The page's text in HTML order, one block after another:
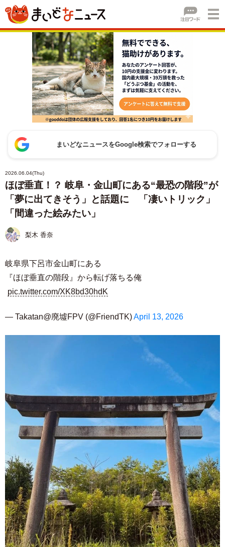
まいどなニュースをGoogle検索でフォローする
2026.06.04(Thu)
ほぼ垂直！？ 岐阜・金山町にある“最恐の階段”が
「夢に出てきそう」と話題に 「凄いトリック」
「間違った絵みたい」
梨木 香奈
岐阜県下呂市金山町にある
『ほぼ垂直の階段』から転げ落ちる俺
pic.twitter.com/XK8bd30hdK
— Takatan@廃墟FPV (@FriendTK)April 13, 2026